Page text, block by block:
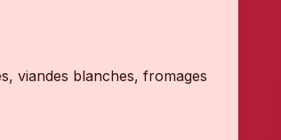
viandes blanches, fromages